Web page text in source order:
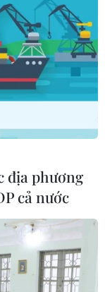
địa phương
cả nước